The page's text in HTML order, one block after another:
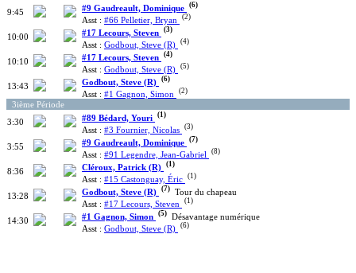
9:45
#9 Gaudreault, Dominique (6)
Asst : #66 Pelletier, Bryan (2)
10:00 #17 Lecours, Steven (3)
Asst : Godbout, Steve (R) (4)
10:10 #17 Lecours, Steven (4)
Asst : Godbout, Steve (R) (5)
13:43 Godbout, Steve (R) (6)
Asst : #1 Gagnon, Simon (2)
3ième Période
3:30
#89 Bédard, Youri (1)
Asst : #3 Fournier, Nicolas (3)
3:55 #9 Gaudreault, Dominique (7)
Asst : #91 Legendre, Jean-Gabriel (8)
8:36 Cléroux, Patrick (R) (1)
Asst : #15 Castonguay, Éric (1)
13:28 Godbout, Steve (R) (7) Tour du chapeau
Asst : #17 Lecours, Steven (1)
14:30 #1 Gagnon, Simon (5) Désavantage numérique
Asst : Godbout, Steve (R) (6)